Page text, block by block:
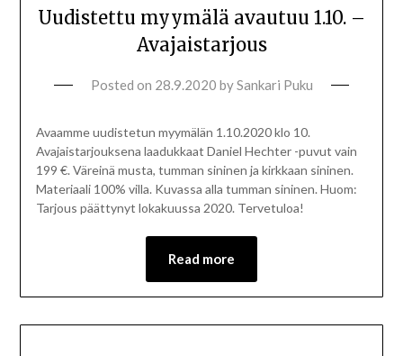
Uudistettu myymälä avautuu 1.10. –
Avajaistarjous
Posted on 28.9.2020 bySankari Puku
Avaamme uudistetun myymälän 1.10.2020 klo 10.
Avajaistarjouksena laadukkaat Daniel Hechter -puvut vain
199 €. Väreinä musta, tumman sininen ja kirkkaan sininen.
Materiaali 100% villa. Kuvassa alla tumman sininen. Huom:
Tarjous päättynyt lokakuussa 2020. Tervetuloa!
Read more